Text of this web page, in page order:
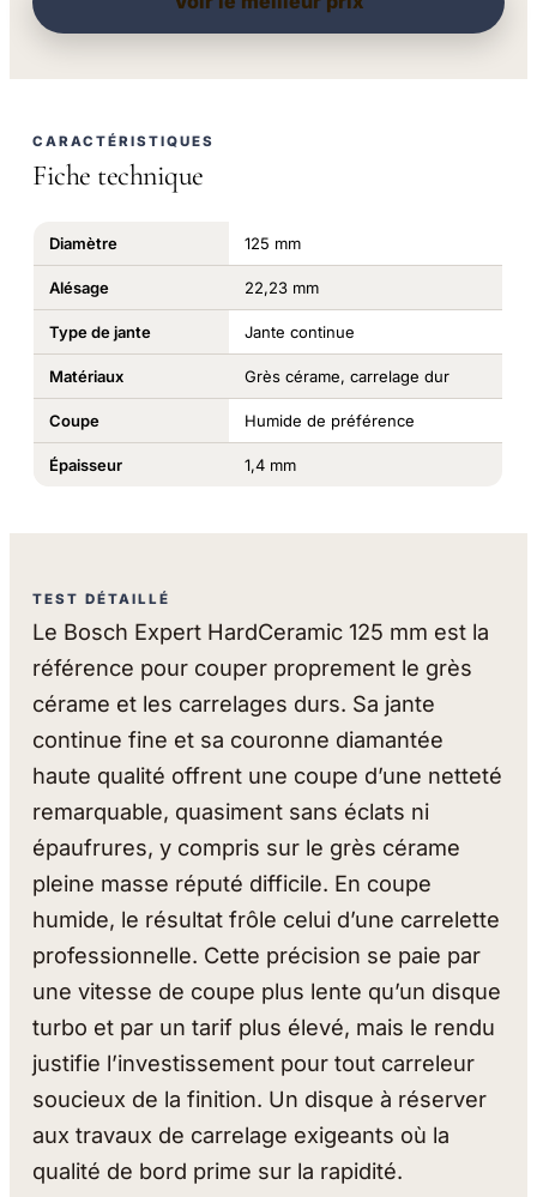
CARACTÉRISTIQUES
Fiche technique
Diamètre 125 mm
Alésage 22,23 mm
Type de jante Jante continue
Matériaux Grès cérame, carrelage dur
Coupe Humide de préférence
Épaisseur 1,4 mm
TEST DÉTAILLÉ
Le Bosch Expert HardCeramic 125 mm est la
référence pour couper proprement le grès
cérame et les carrelages durs. Sa jante
continue fine et sa couronne diamantée
haute qualité offrent une coupe d’une netteté
remarquable, quasiment sans éclats ni
épaufrures, y compris sur le grès cérame
pleine masse réputé difficile. En coupe
humide, le résultat frôle celui d’une carrelette
professionnelle. Cette précision se paie par
une vitesse de coupe plus lente qu’un disque
turbo et par un tarif plus élevé, mais le rendu
justifie l’investissement pour tout carreleur
soucieux de la finition. Un disque à réserver
aux travaux de carrelage exigeants où la
qualité de bord prime sur la rapidité.